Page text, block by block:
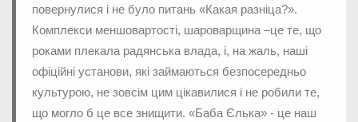
повернулися і не було питань «Какая разніца?».
Комплекси меншовартості, шароварщина –це те, що
роками плекала радянська влада, і, на жаль, наші
офіційні установи, які займаються безпосередньо
культурою, не зовсім цим цікавилися і не робили те,
що могло б це все знищити. «Баба Єлька» - це наш